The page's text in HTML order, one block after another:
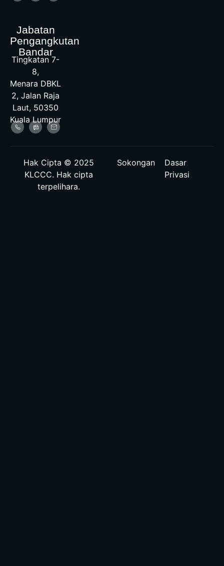
Jabatan
Pengangkutan
Bandar
Tingkatan 7-
8,
Menara DBKL
2, Jalan Raja
Laut, 50350
Kuala Lumpur
Hak Cipta © 2025
KLCCC. Hak cipta
terpelihara.
Sokongan
Dasar
Privasi